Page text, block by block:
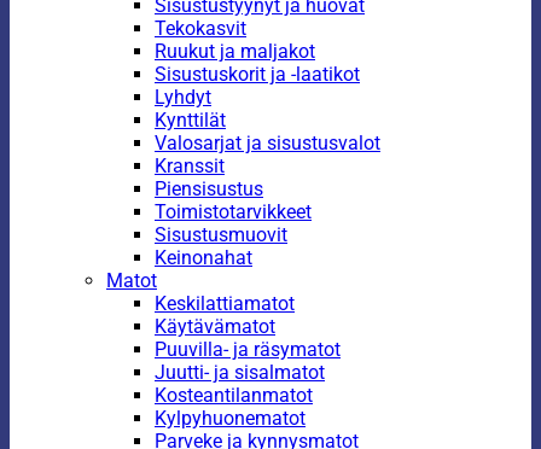
Sisustustyynyt ja huovat
Tekokasvit
Ruukut ja maljakot
Sisustuskorit ja -laatikot
Lyhdyt
Kynttilät
Valosarjat ja sisustusvalot
Kranssit
Piensisustus
Toimistotarvikkeet
Sisustusmuovit
Keinonahat
Matot
Keskilattiamatot
Käytävämatot
Puuvilla- ja räsymatot
Juutti- ja sisalmatot
Kosteantilanmatot
Kylpyhuonematot
Parveke ja kynnysmatot